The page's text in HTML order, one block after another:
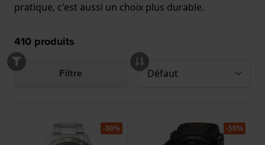
pratique, c'est aussi un choix plus durable.
410 produits
Filtre
-30% -50%